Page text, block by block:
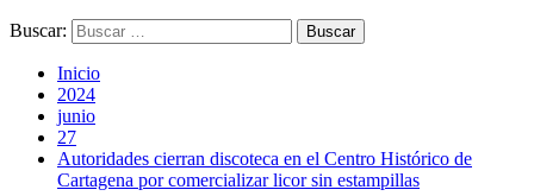
Buscar:
Inicio
2024
junio
27
Autoridades cierran discoteca en el Centro Histórico de
Cartagena por comercializar licor sin estampillas